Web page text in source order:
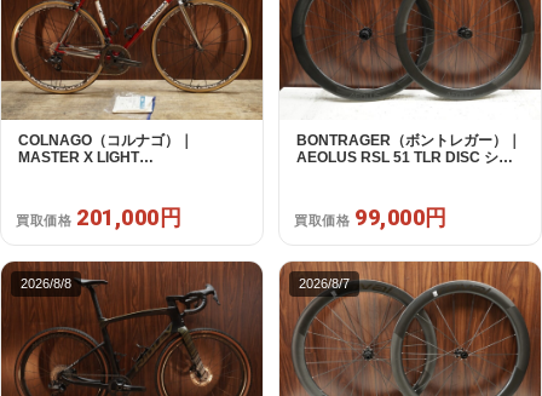
COLNAGO（コルナゴ）｜
MASTER X LIGHT
年｜美品｜買取金額 201,000円
買取価格 201,000円
BONTRAGER（ボントレガー）｜
AEOLUS RSL 51 TLR DISC シマ
買取価格 99,000円
2026/8/8 2026/8/7